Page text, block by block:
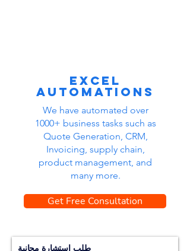
Excel
automations
We have automated over
1000+ business tasks such as
Quote Generation, CRM,
Invoicing, supply chain,
product management, and
many more.
Get Free Consultation
طلب استشارة مجانية